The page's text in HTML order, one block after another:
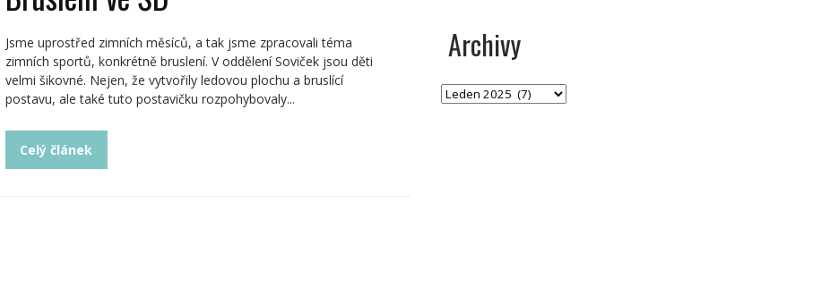
Jsme uprostřed zimních měsíců, a tak jsme zpracovali téma
zimních sportů, konkrétně bruslení. V oddělení Soviček jsou děti
velmi šikovné. Nejen, že vytvořily ledovou plochu a bruslící
postavu, ale také tuto postavičku rozpohybovaly...
Celý článek
Archivy